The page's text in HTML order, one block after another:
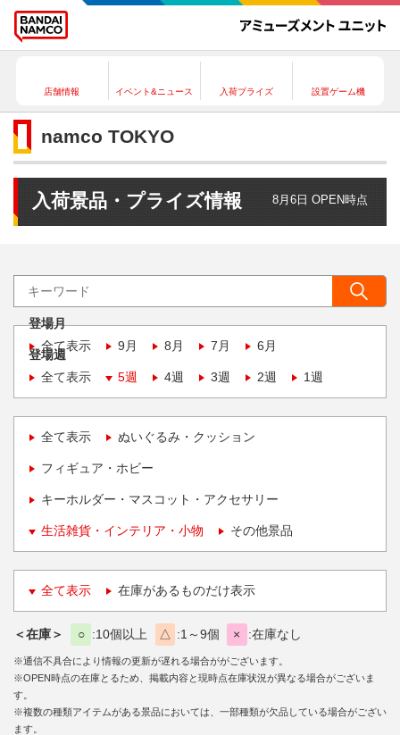
店舗情報 イベント&ニュース 入荷プライズ 設置ゲーム機
namco TOKYO
入荷景品・プライズ情報 8月6日 OPEN時点
登場月
全て表示
9月 8月 7月 6月
登場週
全て表示
5週 4週 3週 2週 1週
全て表示 ぬいぐるみ・クッション
フィギュア・ホビー
キーホルダー・マスコット・アクセサリー
生活雑貨・インテリア・小物 その他景品
全て表示 在庫があるものだけ表示
＜在庫＞ ○ 10個以上 △ 1～9個 × 在庫なし
※通信不具合により情報の更新が遅れる場合ががございます。
※OPEN時点の在庫とるため、掲載内容と現時点在庫状況が異なる場合がございま
す。
※複数の種類アイテムがある景品においては、一部種類が欠品している場合がござい
ます。